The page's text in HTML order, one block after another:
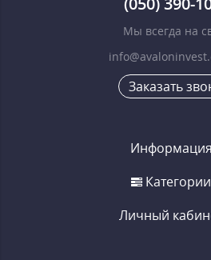
Мы всегда на
Заказать
Информация
Категории
Личный